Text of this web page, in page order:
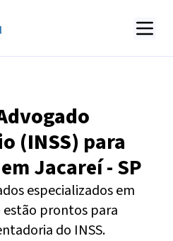
(INSS) para
Jacareí - SP
especializados em
prontos para
do INSS.